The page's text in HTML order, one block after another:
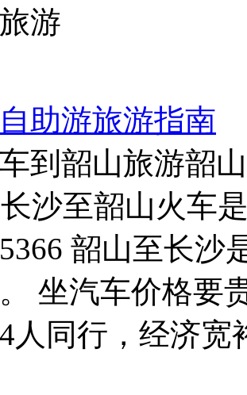
助游旅游指南
到韶山旅游韶
沙至韶山火车
韶山至长沙
坐汽车价格要
人同行，经济宽